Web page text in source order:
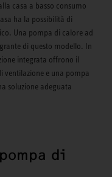
casa a basso consumo
ha la possibilità di
Una pompa di calore ad
di questo modello. In
integrata offrono il
e una pompa
soluzione adeguata
di